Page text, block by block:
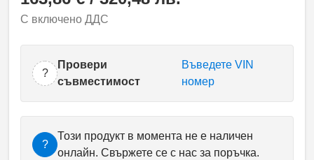
С включено ДДС
?
Провери
съвместимост
Въведете VIN
номер
?
Този продукт в момента не е наличен
онлайн. Свържете се с нас за поръчка.